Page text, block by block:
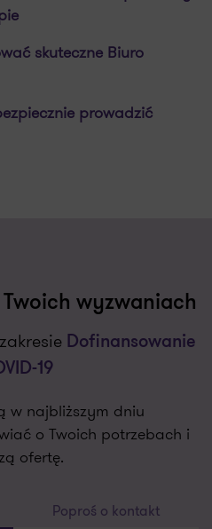
skuteczne Biuro
prowadzić
wyzwaniach
Dofinansowanie
19
w najbliższym dniu
o Twoich potrzebach i
ofertę.
Poproś o kontakt